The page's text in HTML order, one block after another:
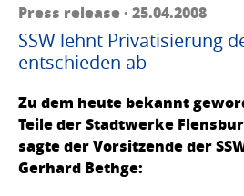
Press release · 25.04.2008
SSW lehnt Privatisierung
entschieden ab
Zu dem heute bekannt
Teile der Stadtwerke
sagte der Vorsitzende der
Gerhard Bethge: